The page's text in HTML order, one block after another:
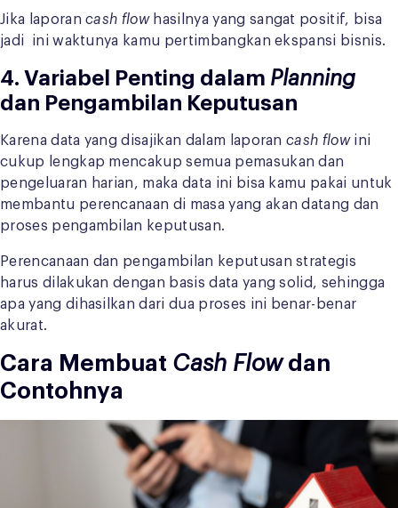
Jika laporancash flowhasilnya yang sangat positif, bisa
jadi ini waktunya kamu pertimbangkan ekspansi bisnis.
4. Variabel Penting dalam Planning
dan Pengambilan Keputusan
Karena data yang disajikan dalam laporancash flowini
cukup lengkap mencakup semua pemasukan dan
pengeluaran harian, maka data ini bisa kamu pakai untuk
membantu perencanaan di masa yang akan datang dan
proses pengambilan keputusan.
Perencanaan dan pengambilan keputusan strategis
harus dilakukan dengan basis data yang solid, sehingga
apa yang dihasilkan dari dua proses ini benar-benar
akurat.
Cara Membuat Cash Flowdan
Contohnya